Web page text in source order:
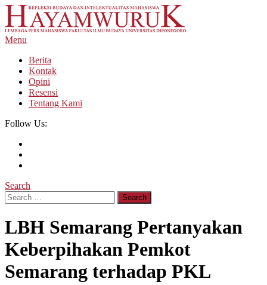
Skip
To
Content
Menu
Berita
Kontak
Opini
Resensi
Tentang Kami
Follow Us:
Search
Search
for:
LBH Semarang Pertanyakan
Keberpihakan Pemkot
Semarang terhadap PKL